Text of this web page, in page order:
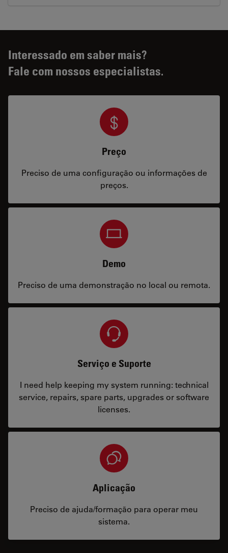
Interessado em saber mais?
Fale com nossos especialistas.
Preço
Preciso de uma configuração ou informações de
preços.
Demo
Preciso de uma demonstração no local ou remota.
Serviço e Suporte
I need help keeping my system running: technical
service, repairs, spare parts, upgrades or software
licenses.
Aplicação
Preciso de ajuda/formação para operar meu
sistema.